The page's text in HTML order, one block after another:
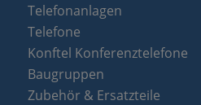
Telefonanlagen
Telefone
Konftel Konferenztelefone
Baugruppen
Zubehör & Ersatzteile